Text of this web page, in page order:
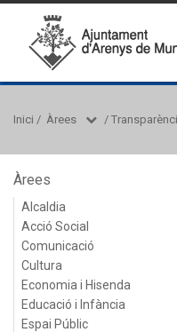
Inici / Àrees /
Àrees
Alcaldia
Acció Social
Comunicació
Cultura
Economia i Hisenda
Educació i Infància
Espai Públic